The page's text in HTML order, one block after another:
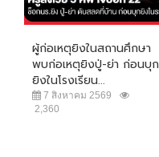
ผู้ก่อเหตุยิงในสถานศึกษา
พบก่อเหตุยิงปู่-ย่า ก่อนบุก
ยิงในโรงเรียน...
7 สิงหาคม 2569
2,360